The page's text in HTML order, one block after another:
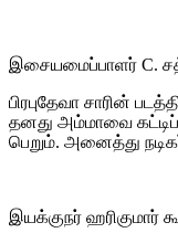
இசையமைப்பாளர் C.
பிரபுதேவா சாரின்
தனது அம்மாவை
பெறும். அனைத்து
இயக்குநர் ஹரிகுமார்